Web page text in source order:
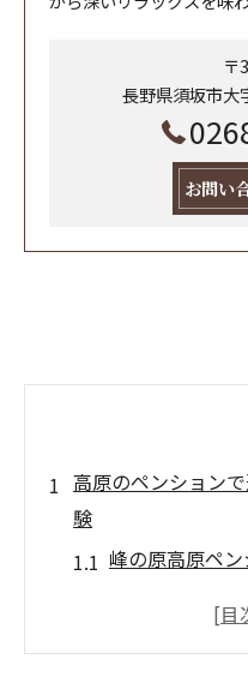
〒
長野県須坂市大
お問い
高原のペンション
験
峰の原高原ペ
ペンションな